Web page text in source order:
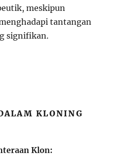
meskipun
tantangan
signifikan.
KLONING
Klon: